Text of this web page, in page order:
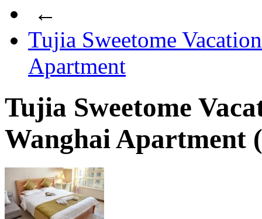
←
Tujia Sweetome
Apartment
Tujia Sweetome
Wanghai Apartment